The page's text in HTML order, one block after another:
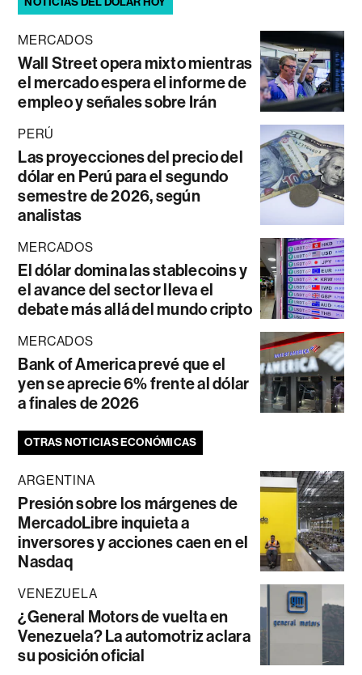
MERCADOS
Wall Street opera mixto mientras
el mercado espera el informe de
empleo y señales sobre Irán
PERÚ
Las proyecciones del precio del
dólar en Perú para el segundo
semestre de 2026, según
analistas
MERCADOS
El dólar domina las stablecoins y
el avance del sector lleva el
debate más allá del mundo cripto
MERCADOS
Bank of America prevé que el
yen se aprecie 6% frente al dólar
a finales de 2026
OTRAS NOTICIAS ECONÓMICAS
ARGENTINA
Presión sobre los márgenes de
MercadoLibre inquieta a
inversores y acciones caen en el
Nasdaq
VENEZUELA
¿General Motors de vuelta en
Venezuela? La automotriz aclara
su posición oficial